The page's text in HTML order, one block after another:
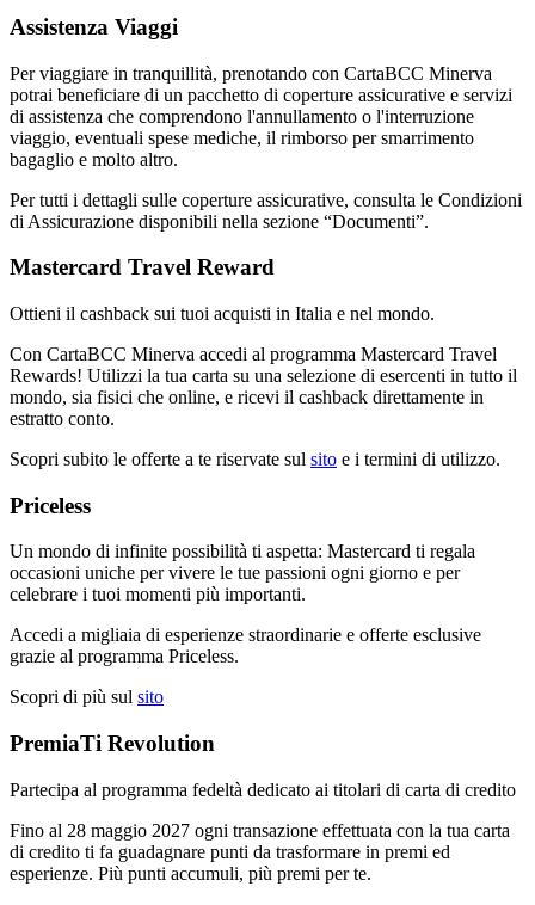
Assistenza Viaggi
Per viaggiare in tranquillità, prenotando con CartaBCC Minerva
potrai beneficiare di un pacchetto di coperture assicurative e servizi
di assistenza che comprendono l'annullamento o l'interruzione
viaggio, eventuali spese mediche, il rimborso per smarrimento
bagaglio e molto altro.
Per tutti i dettagli sulle coperture assicurative, consulta le Condizioni
di Assicurazione disponibili nella sezione “Documenti”.
Mastercard Travel Reward
Ottieni il cashback sui tuoi acquisti in Italia e nel mondo.
Con CartaBCC Minerva accedi al programma Mastercard Travel
Rewards! Utilizzi la tua carta su una selezione di esercenti in tutto il
mondo, sia fisici che online, e ricevi il cashback direttamente in
estratto conto.
Scopri subito le offerte a te riservate sul sito e i termini di utilizzo.
Priceless
Un mondo di infinite possibilità ti aspetta: Mastercard ti regala
occasioni uniche per vivere le tue passioni ogni giorno e per
celebrare i tuoi momenti più importanti.
Accedi a migliaia di esperienze straordinarie e offerte esclusive
grazie al programma Priceless.
Scopri di più sul sito
PremiaTi Revolution
Partecipa al programma fedeltà dedicato ai titolari di carta di credito
Fino al 28 maggio 2027 ogni transazione effettuata con la tua carta
di credito ti fa guadagnare punti da trasformare in premi ed
esperienze. Più punti accumuli, più premi per te.